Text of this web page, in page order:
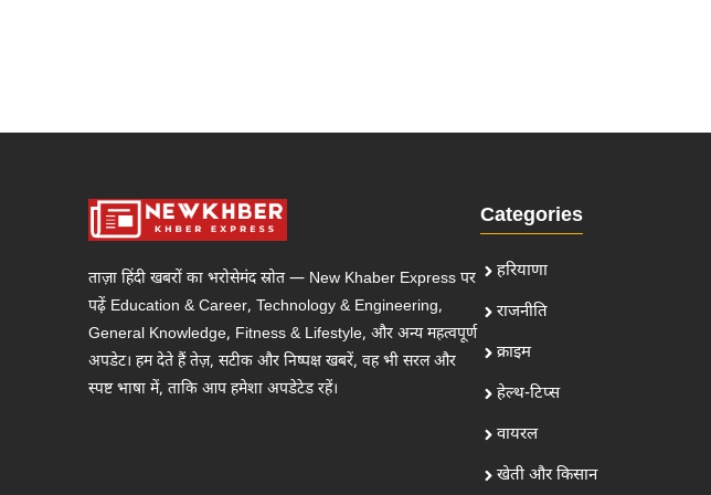
ताज़ा हिंदी खबरों का भरोसेमंद स्रोत — New Khaber Express पर
पढ़ें Education & Career, Technology & Engineering,
General Knowledge, Fitness & Lifestyle, और अन्य महत्वपूर्ण
अपडेट। हम देते हैं तेज़, सटीक और निष्पक्ष खबरें, वह भी सरल और
स्पष्ट भाषा में, ताकि आप हमेशा अपडेटेड रहें।
Categories
हरियाणा
राजनीति
क्राइम
हेल्थ-टिप्स
वायरल
खेती और किसान